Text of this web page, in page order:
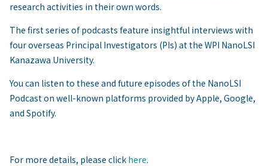
research activities in their own words.
The first series of podcasts feature insightful interviews with
four overseas Principal Investigators (PIs) at the WPI NanoLSI
Kanazawa University.
You can listen to these and future episodes of the NanoLSI
Podcast on well-known platforms provided by Apple, Google,
and Spotify.
For more details, please click here.